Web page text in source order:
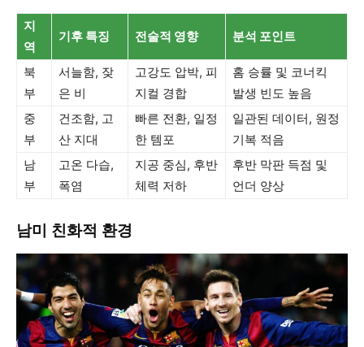
지
역
기후 특징 전술적 영향 분석 포인트
북
부
서늘함, 잦
은 비
고강도 압박, 피
지컬 경합
홈 승률 및 코너킥
발생 빈도 높음
중
부
건조함, 고
산 지대
빠른 전환, 일정
한 템포
일관된 데이터, 원정
기복 적음
남
부
고온 다습,
폭염
지공 중심, 후반
체력 저하
후반 막판 득점 및
언더 양상
남미 친화적 환경